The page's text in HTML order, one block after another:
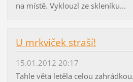
na místě. Vyklouzl ze skleníku...
U mrkviček straší!
15.01.2012 20:17
Tahle věta letěla celou